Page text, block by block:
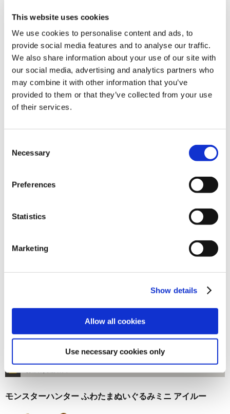
This website uses cookies
We use cookies to personalise content and ads, to
provide social media features and to analyse our traffic.
We also share information about your use of our site with
our social media, advertising and analytics partners who
may combine it with other information that you’ve
provided to them or that they’ve collected from your use
of their services.
Selection
Necessary
Preferences
Statistics
Marketing
Show details
Allow all cookies
Use necessary cookies only
お届け開始日：
モンスターハンターワイルズ アイルーテディ
在庫：○ |220ポイント
モンスターハンター ふわたまぬいぐるみミニ ティガレック
ス
1,485円
モンスターハンター ふわたまぬいぐるみミニ アイルー